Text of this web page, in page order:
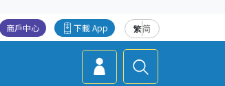
繁简
下載 App
商戶中心